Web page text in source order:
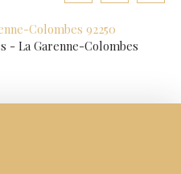
Colombes 92250
- La Garenne-Colombes